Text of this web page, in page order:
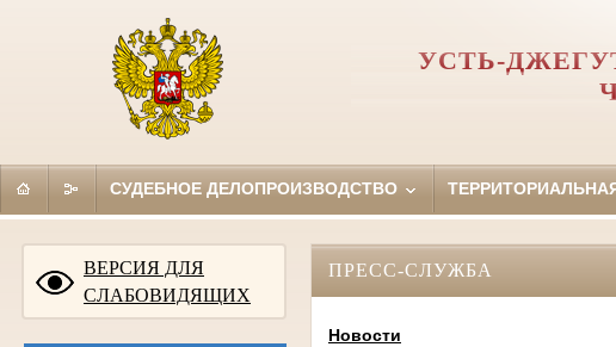
УСТЬ-
СУДЕБНОЕ ДЕЛОПРОИЗВОДСТВО
ВЕРСИЯ ДЛЯ
СЛАБОВИДЯЩИХ
ПРЕСС-СЛУЖБА
Новости